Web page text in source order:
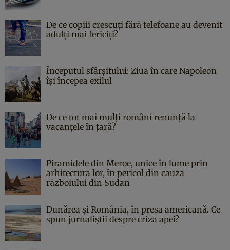
De ce copiii crescuți fără telefoane au devenit
adulți mai fericiți?
Începutul sfârşitului: Ziua în care Napoleon
îşi începea exilul
De ce tot mai mulți români renunță la
vacanțele în țară?
Piramidele din Meroe, unice în lume prin
arhitectura lor, în pericol din cauza
războiului din Sudan
Dunărea și România, în presa americană. Ce
spun jurnaliștii despre criza apei?